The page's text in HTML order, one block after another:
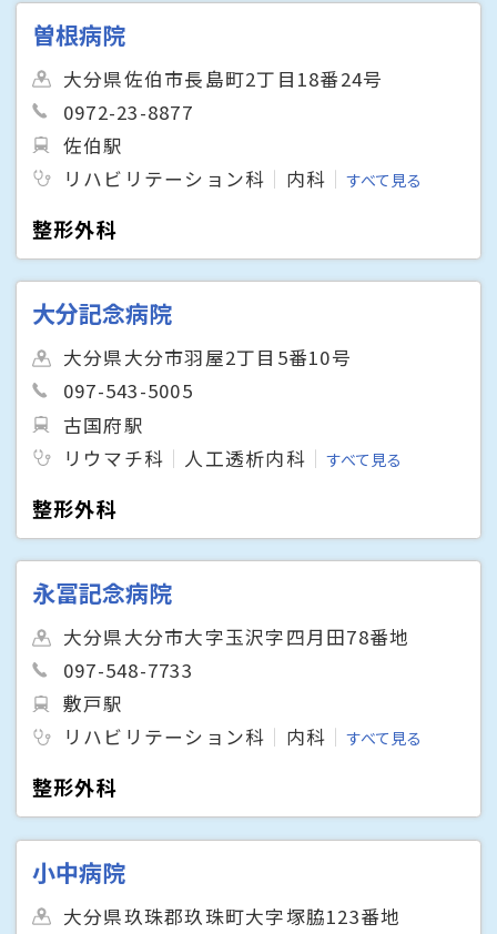
曽根病院
大分県佐伯市長島町2丁目18番24号
0972-23-8877
佐伯駅
リハビリテーション科
内科 すべて見る
整形外科
大分記念病院
大分県大分市羽屋2丁目5番10号
097-543-5005
古国府駅
リウマチ科
人工透析内科 すべて見る
整形外科
永冨記念病院
大分県大分市大字玉沢字四月田78番地
097-548-7733
敷戸駅
リハビリテーション科
内科 すべて見る
整形外科
小中病院
大分県玖珠郡玖珠町大字塚脇123番地